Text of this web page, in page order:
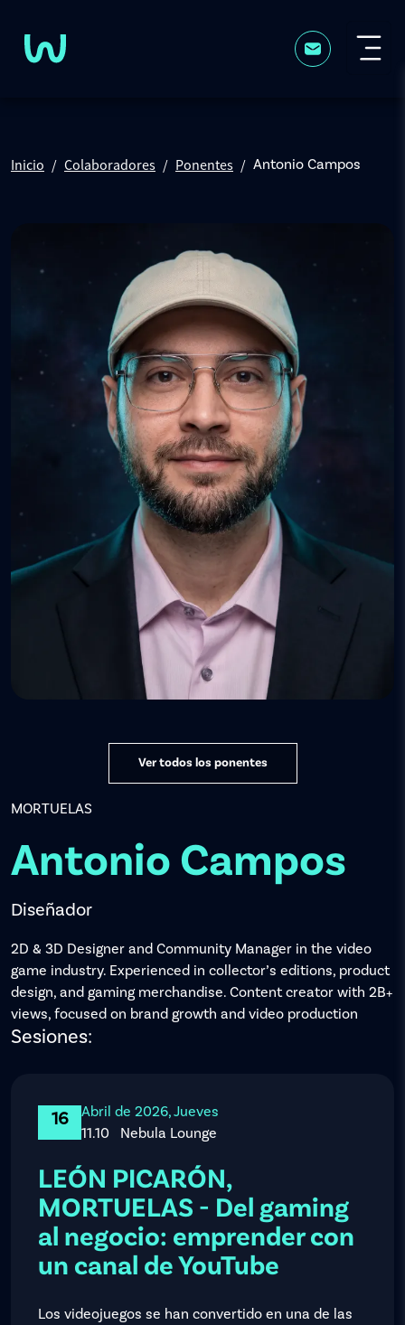
Inicio Colaboradores Ponentes Antonio Campos
Ver todos los ponentes
MORTUELAS
Antonio Campos
Diseñador
2D & 3D Designer and Community Manager in the video
game industry. Experienced in collector’s editions, product
design, and gaming merchandise. Content creator with 2B+
views, focused on brand growth and video production
Sesiones:
16
Abril de 2026, Jueves
11.10
Nebula Lounge
LEÓN PICARÓN,
MORTUELAS - Del gaming
al negocio: emprender con
un canal de YouTube
Los videojuegos se han convertido en una de las